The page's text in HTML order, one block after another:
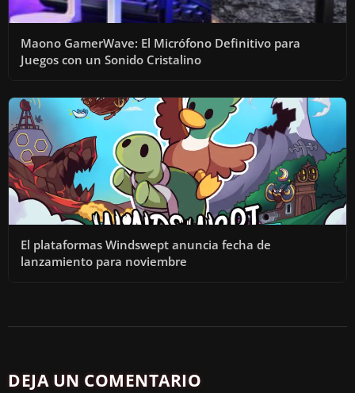
Maono GamerWave: El Micrófono Definitivo para
Juegos con un Sonido Cristalino
El plataformas Windswept anuncia fecha de
lanzamiento para noviembre
DEJA UN COMENTARIO